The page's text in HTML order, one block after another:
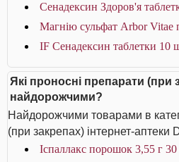
Сенадексин Здоров'я
Магнію сульфат Arbor Vitae
IF Сенадексин таблетки 10
Які проносні препарати (при
найдорожчими?
Найдорожчими товарами в
(при закрепах) інтернет-аптеки
Іспаллакс порошок 3,55 г